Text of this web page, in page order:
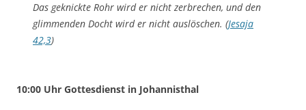
Das geknickte Rohr wird er nicht zerbrechen, und den
glimmenden Docht wird er nicht auslöschen. (Jesaja
42,3)
10:00 Uhr Gottesdienst in Johannisthal